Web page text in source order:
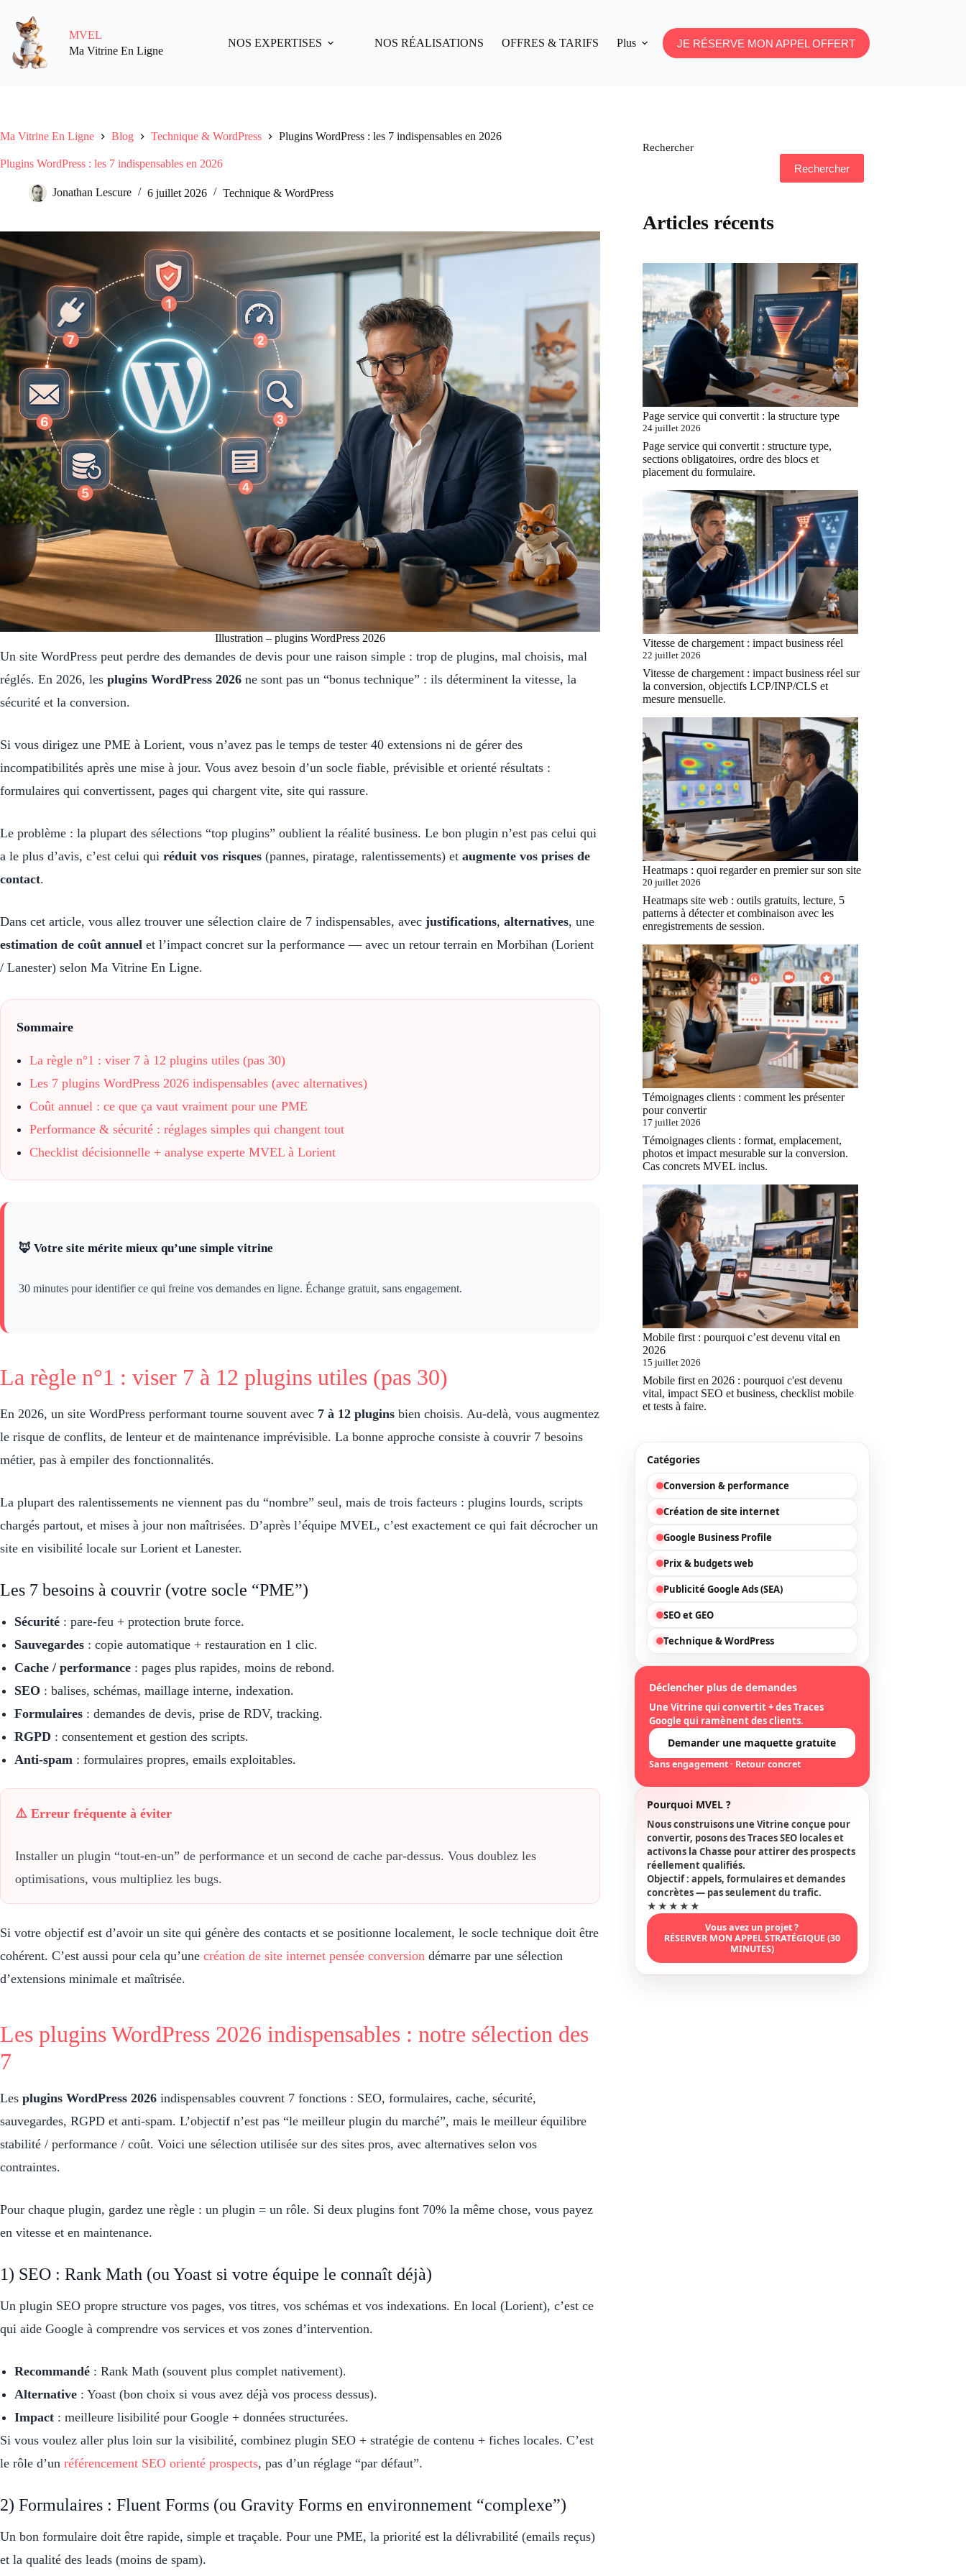
contenu
MVEL
Ma Vitrine En Ligne
NOS EXPERTISES NOS RÉALISATIONS OFFRES & TARIFS Plus JE RÉSERVE MON APPEL OFFERT
Ma Vitrine En Ligne Blog Technique & WordPress Plugins WordPress : les 7 indispensables en 2026
Plugins WordPress : les 7 indispensables en 2026
Jonathan Lescure 6 juillet 2026 Technique & WordPress
Illustration – plugins WordPress 2026
Un site WordPress peut perdre des demandes de devis pour une raison simple : trop de plugins, mal choisis, mal
réglés. En 2026, les plugins WordPress 2026 ne sont pas un “bonus technique” : ils déterminent la vitesse, la
sécurité et la conversion.
Si vous dirigez une PME à Lorient, vous n’avez pas le temps de tester 40 extensions ni de gérer des
incompatibilités après une mise à jour. Vous avez besoin d’un socle fiable, prévisible et orienté résultats :
formulaires qui convertissent, pages qui chargent vite, site qui rassure.
Le problème : la plupart des sélections “top plugins” oublient la réalité business. Le bon plugin n’est pas celui qui
a le plus d’avis, c’est celui qui réduit vos risques (pannes, piratage, ralentissements) et augmente vos prises de
contact.
Dans cet article, vous allez trouver une sélection claire de 7 indispensables, avec justifications, alternatives, une
estimation de coût annuel et l’impact concret sur la performance — avec un retour terrain en Morbihan (Lorient
/ Lanester) selon Ma Vitrine En Ligne.
Sommaire
La règle n°1 : viser 7 à 12 plugins utiles (pas 30)
Les 7 plugins WordPress 2026 indispensables (avec alternatives)
Coût annuel : ce que ça vaut vraiment pour une PME
Performance & sécurité : réglages simples qui changent tout
Checklist décisionnelle + analyse experte MVEL à Lorient
🦊 Votre site mérite mieux qu’une simple vitrine
30 minutes pour identifier ce qui freine vos demandes en ligne. Échange gratuit, sans engagement.
La règle n°1 : viser 7 à 12 plugins utiles (pas 30)
En 2026, un site WordPress performant tourne souvent avec 7 à 12 plugins bien choisis. Au-delà, vous augmentez
le risque de conflits, de lenteur et de maintenance imprévisible. La bonne approche consiste à couvrir 7 besoins
métier, pas à empiler des fonctionnalités.
La plupart des ralentissements ne viennent pas du “nombre” seul, mais de trois facteurs : plugins lourds, scripts
chargés partout, et mises à jour non maîtrisées. D’après l’équipe MVEL, c’est exactement ce qui fait décrocher un
site en visibilité locale sur Lorient et Lanester.
Les 7 besoins à couvrir (votre socle “PME”)
Sécurité : pare-feu + protection brute force.
Sauvegardes : copie automatique + restauration en 1 clic.
Cache / performance : pages plus rapides, moins de rebond.
SEO : balises, schémas, maillage interne, indexation.
Formulaires : demandes de devis, prise de RDV, tracking.
RGPD : consentement et gestion des scripts.
Anti-spam : formulaires propres, emails exploitables.
⚠️ Erreur fréquente à éviter
Installer un plugin “tout-en-un” de performance et un second de cache par-dessus. Vous doublez les
optimisations, vous multipliez les bugs.
Si votre objectif est d’avoir un site qui génère des contacts et se positionne localement, le socle technique doit être
cohérent. C’est aussi pour cela qu’une création de site internet pensée conversion démarre par une sélection
d’extensions minimale et maîtrisée.
Les plugins WordPress 2026 indispensables : notre sélection des
7
Les plugins WordPress 2026 indispensables couvrent 7 fonctions : SEO, formulaires, cache, sécurité,
sauvegardes, RGPD et anti-spam. L’objectif n’est pas “le meilleur plugin du marché”, mais le meilleur équilibre
stabilité / performance / coût. Voici une sélection utilisée sur des sites pros, avec alternatives selon vos
contraintes.
Pour chaque plugin, gardez une règle : un plugin = un rôle. Si deux plugins font 70% la même chose, vous payez
en vitesse et en maintenance.
1) SEO : Rank Math (ou Yoast si votre équipe le connaît déjà)
Un plugin SEO propre structure vos pages, vos titres, vos schémas et vos indexations. En local (Lorient), c’est ce
qui aide Google à comprendre vos services et vos zones d’intervention.
Recommandé : Rank Math (souvent plus complet nativement).
Alternative : Yoast (bon choix si vous avez déjà vos process dessus).
Impact : meilleure lisibilité pour Google + données structurées.
Si vous voulez aller plus loin sur la visibilité, combinez plugin SEO + stratégie de contenu + fiches locales. C’est
le rôle d’un référencement SEO orienté prospects, pas d’un réglage “par défaut”.
2) Formulaires : Fluent Forms (ou Gravity Forms en environnement “complexe”)
Un bon formulaire doit être rapide, simple et traçable. Pour une PME, la priorité est la délivrabilité (emails reçus)
et la qualité des leads (moins de spam).
Rechercher
Rechercher
Articles récents
Page service qui convertit : la structure type
24 juillet 2026
Page service qui convertit : structure type,
sections obligatoires, ordre des blocs et
placement du formulaire.
Vitesse de chargement : impact business réel
22 juillet 2026
Vitesse de chargement : impact business réel sur
la conversion, objectifs LCP/INP/CLS et
mesure mensuelle.
Heatmaps : quoi regarder en premier sur son site
20 juillet 2026
Heatmaps site web : outils gratuits, lecture, 5
patterns à détecter et combinaison avec les
enregistrements de session.
Témoignages clients : comment les présenter
pour convertir
17 juillet 2026
Témoignages clients : format, emplacement,
photos et impact mesurable sur la conversion.
Cas concrets MVEL inclus.
Mobile first : pourquoi c’est devenu vital en
2026
15 juillet 2026
Mobile first en 2026 : pourquoi c'est devenu
vital, impact SEO et business, checklist mobile
et tests à faire.
Catégories
Conversion & performance
Création de site internet
Google Business Profile
Prix & budgets web
Publicité Google Ads (SEA)
SEO et GEO
Technique & WordPress
Déclencher plus de demandes
Une Vitrine qui convertit + des Traces
Google qui ramènent des clients.
Demander une maquette gratuite
Sans engagement · Retour concret
Pourquoi MVEL ?
Nous construisons une Vitrine conçue pour
convertir, posons des Traces SEO locales et
activons la Chasse pour attirer des prospects
réellement qualifiés.
Objectif : appels, formulaires et demandes
concrètes — pas seulement du trafic.
★★★★★
Vous avez un projet ?
RÉSERVER MON APPEL STRATÉGIQUE (30
MINUTES)